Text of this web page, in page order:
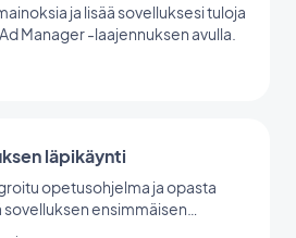
ja lisää sovelluksesi tuloja
Manager -laajennuksen avulla.
läpikäynti
opetusohjelma ja opasta
sovelluksen ensimmäisen
aikana.